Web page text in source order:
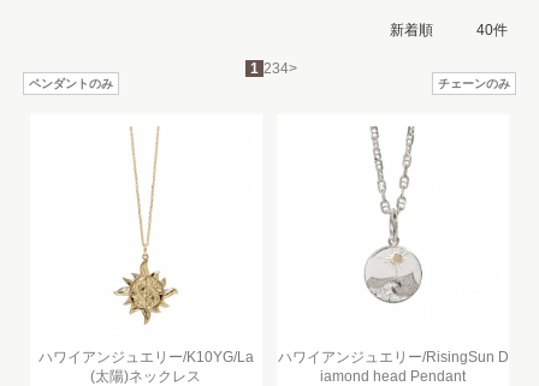
1 234>
ペンダントのみ チェーンのみ
ハワイアンジュエリー/K10YG/La
(太陽)ネックレス
ハワイアンジュエリー/RisingSun D
iamond head Pendant